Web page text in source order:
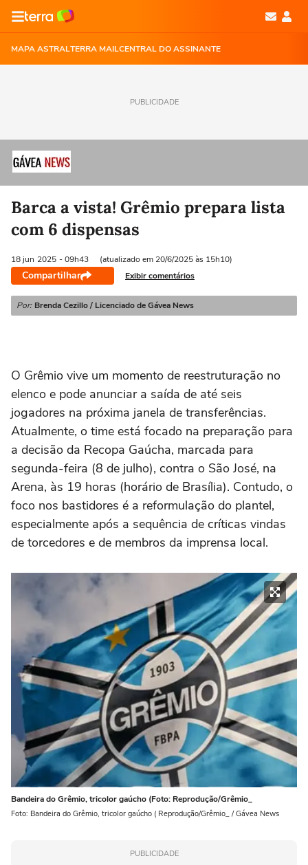
MAPA ASTRALTERRA MAILCENTRAL DO ASSINANTE
PUBLICIDADE
Barca a vista! Grêmio prepara lista
com 6 dispensas
18 jun 2025 - 09h43 (atualizado em 20/6/2025 às 15h10)
Compartilhar Exibir comentários
Por: Brenda Cezillo / Licenciado de Gávea News
O Grêmio vive um momento de reestruturação no
elenco e pode anunciar a saída de até seis
jogadores na próxima janela de transferências.
Atualmente, o time está focado na preparação para
a decisão da Recopa Gaúcha, marcada para
segunda-feira (8 de julho), contra o São José, na
Arena, às 19 horas (horário de Brasília). Contudo, o
foco nos bastidores é a reformulação do plantel,
especialmente após a sequência de críticas vindas
de torcedores e de membros da imprensa local.
Bandeira do Grêmio, tricolor gaúcho (Foto: Reprodução/Grêmio_
Foto: Bandeira do Grêmio, tricolor gaúcho ( Reprodução/Grêmio_ / Gávea News
PUBLICIDADE